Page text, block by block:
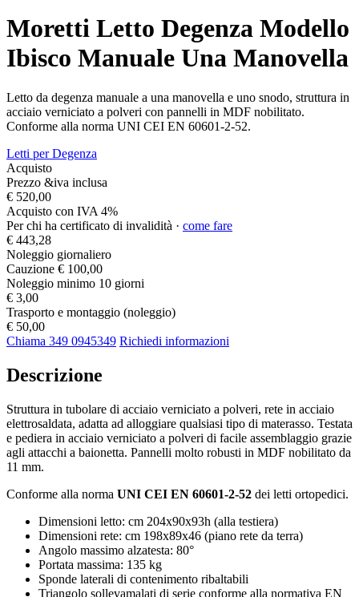
Moretti Letto Degenza Modello
Ibisco Manuale Una Manovella
Letto da degenza manuale a una manovella e uno snodo, struttura in
acciaio verniciato a polveri con pannelli in MDF nobilitato.
Conforme alla norma UNI CEI EN 60601-2-52.
Letti per Degenza
Acquisto
Prezzo &iva inclusa
€ 520,00
Acquisto con IVA 4%
Per chi ha certificato di invalidità · come fare
€ 443,28
Noleggio giornaliero
Cauzione € 100,00
Noleggio minimo 10 giorni
€ 3,00
Trasporto e montaggio (noleggio)
€ 50,00
Chiama 349 0945349 Richiedi informazioni
Descrizione
Struttura in tubolare di acciaio verniciato a polveri, rete in acciaio
elettrosaldata, adatta ad alloggiare qualsiasi tipo di materasso. Testata
e pediera in acciaio verniciato a polveri di facile assemblaggio grazie
agli attacchi a baionetta. Pannelli molto robusti in MDF nobilitato da
11 mm.
Conforme alla norma UNI CEI EN 60601-2-52 dei letti ortopedici.
Dimensioni letto: cm 204x90x93h (alla testiera)
Dimensioni rete: cm 198x89x46 (piano rete da terra)
Angolo massimo alzatesta: 80°
Portata massima: 135 kg
Sponde laterali di contenimento ribaltabili
Triangolo sollevamalati di serie conforme alla normativa EN